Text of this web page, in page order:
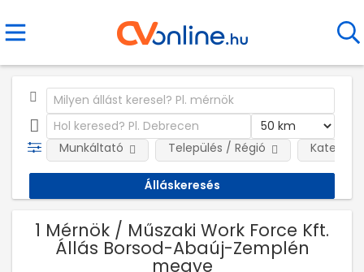
Munkáltató Település / Régió
1 Mérnök / Műszaki Work Force Kft.
Állás Borsod-Abaúj-Zemplén
megye